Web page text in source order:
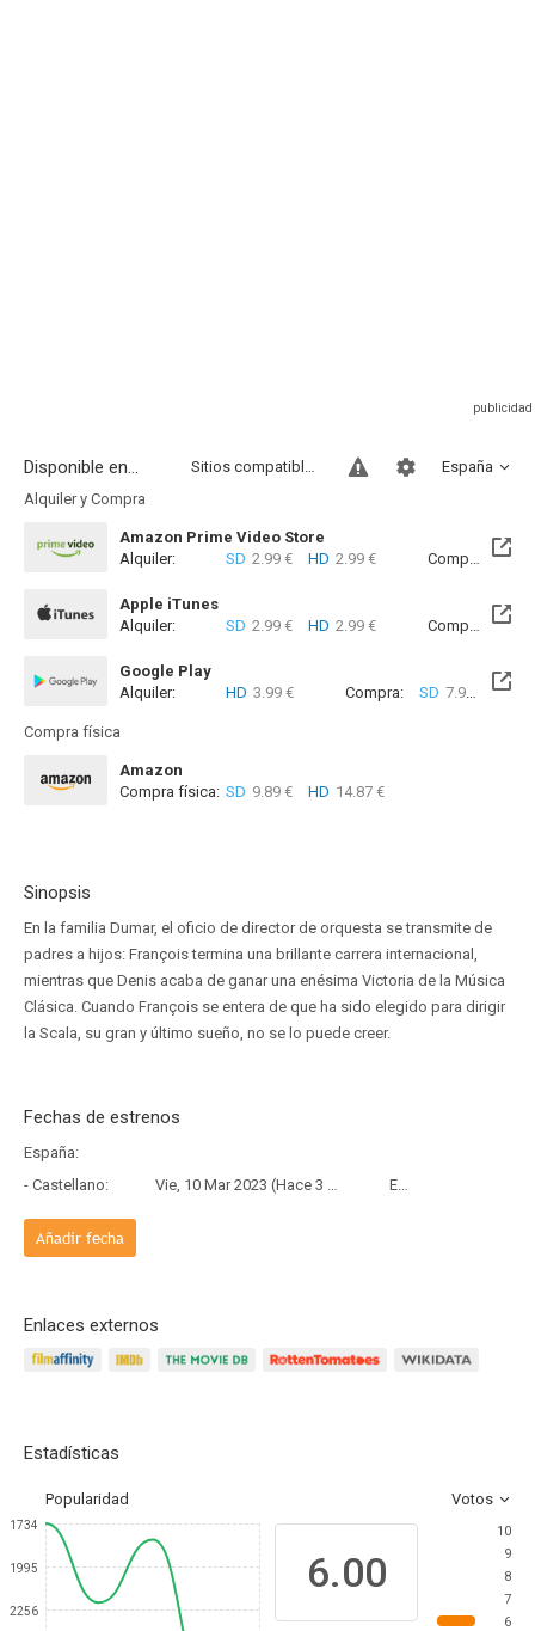
Disponible en... España
Sitios compatibles
Alquiler y Compra
Amazon Prime Video Store
Alquiler:
SD 2.99 € HD 2.99 € Compra: SD
Apple iTunes
Alquiler:
SD 2.99 € HD 2.99 € Compra: SD
Google Play
Alquiler:
HD 3.99 € Compra: SD 7.99 € HD
Compra física
Amazon
Compra física: SD 9.89 € HD 14.87 €
Sinopsis
En la familia Dumar, el oficio de director de orquesta se transmite de
padres a hijos: François termina una brillante carrera internacional,
mientras que Denis acaba de ganar una enésima Victoria de la Música
Clásica. Cuando François se entera de que ha sido elegido para dirigir
la Scala, su gran y último sueño, no se lo puede creer.
Fechas de estrenos
España:
- Castellano:
Vie, 10 Mar 2023 (Hace 3 años y 5 meses) Estreno
Añadir fecha
Enlaces externos
Estadísticas
Popularidad Votos
1734
1995
2256
6.00
10
9
8
7
6